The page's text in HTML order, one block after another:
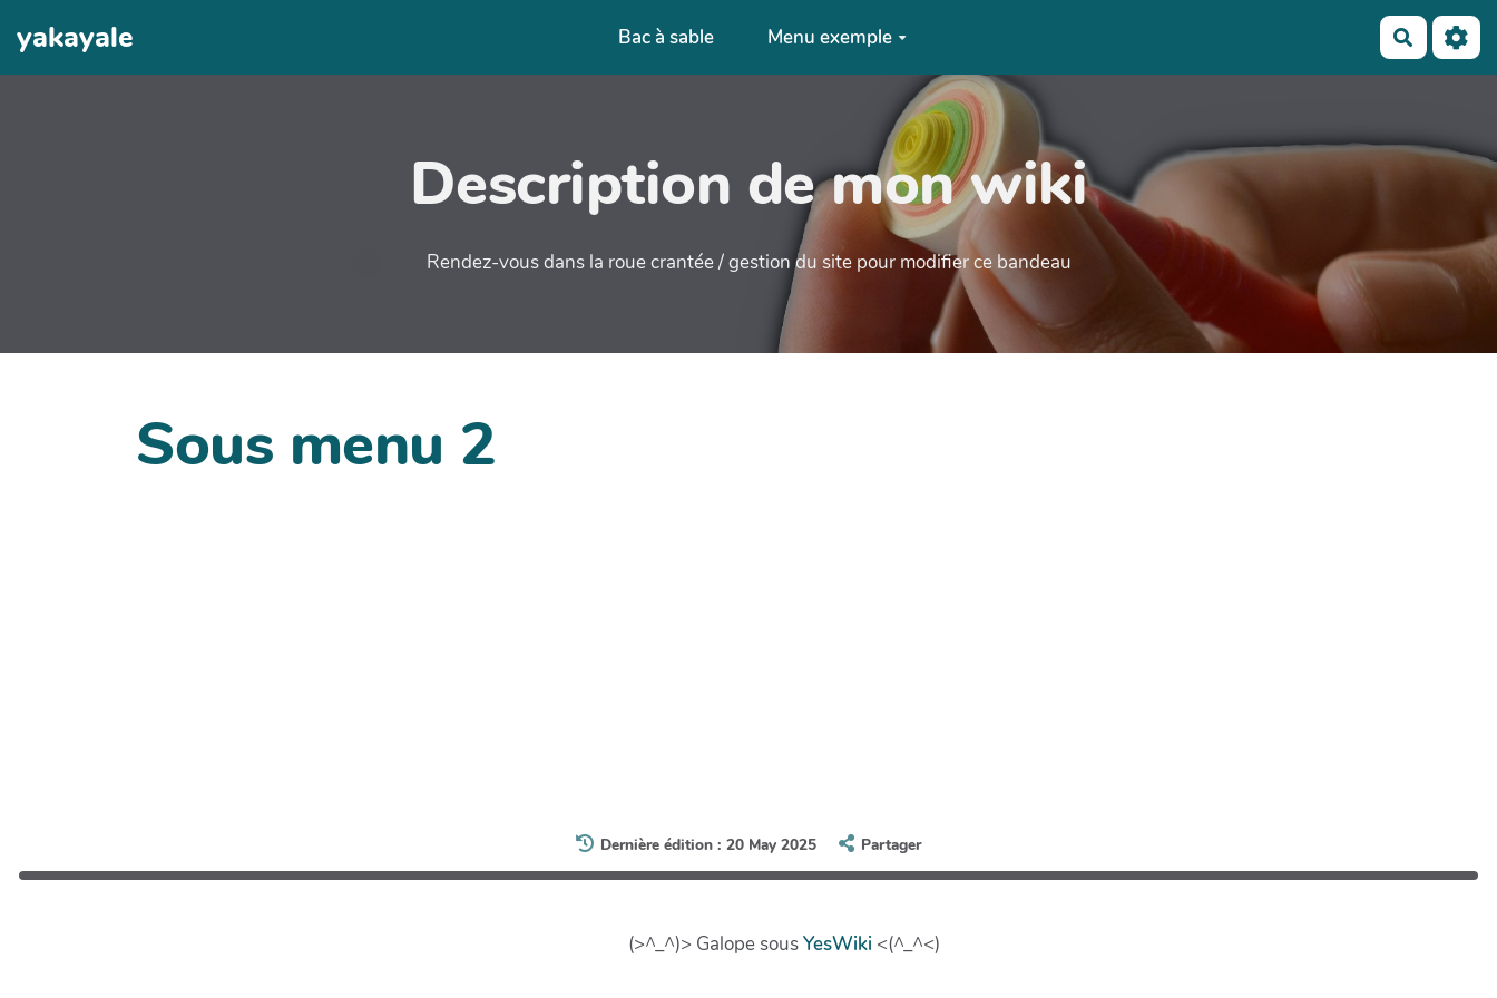
yakayale Bac à sable Menu exemple
Description de mon wiki
Rendez-vous dans la roue crantée / gestion du site pour modifier ce bandeau
Sous menu 2
Dernière édition : 20 May 2025 Partager
(>^_^)> Galope sousYesWiki <(^_^<)